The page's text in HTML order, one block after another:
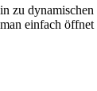
zu
einfach